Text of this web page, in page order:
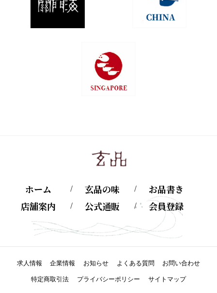
ホーム 玄品の味
お品書き
店舗案内
公式通販 会員登録
求人情報 企業情報 お知らせ よくある質問 お問い合わせ
特定商取引法 プライバシーポリシー サイトマップ